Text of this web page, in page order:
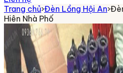
Trang chủ›Đèn Lồng Hội An›
Hiên Nhà Phố